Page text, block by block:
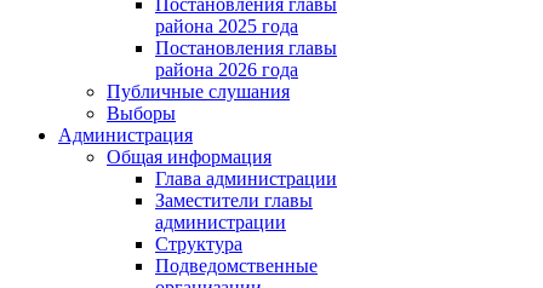
Постановления главы
района 2025 года
Постановления главы
района 2026 года
Публичные слушания
Выборы
Администрация
Общая информация
Глава администрации
Заместители главы
администрации
Структура
Подведомственные